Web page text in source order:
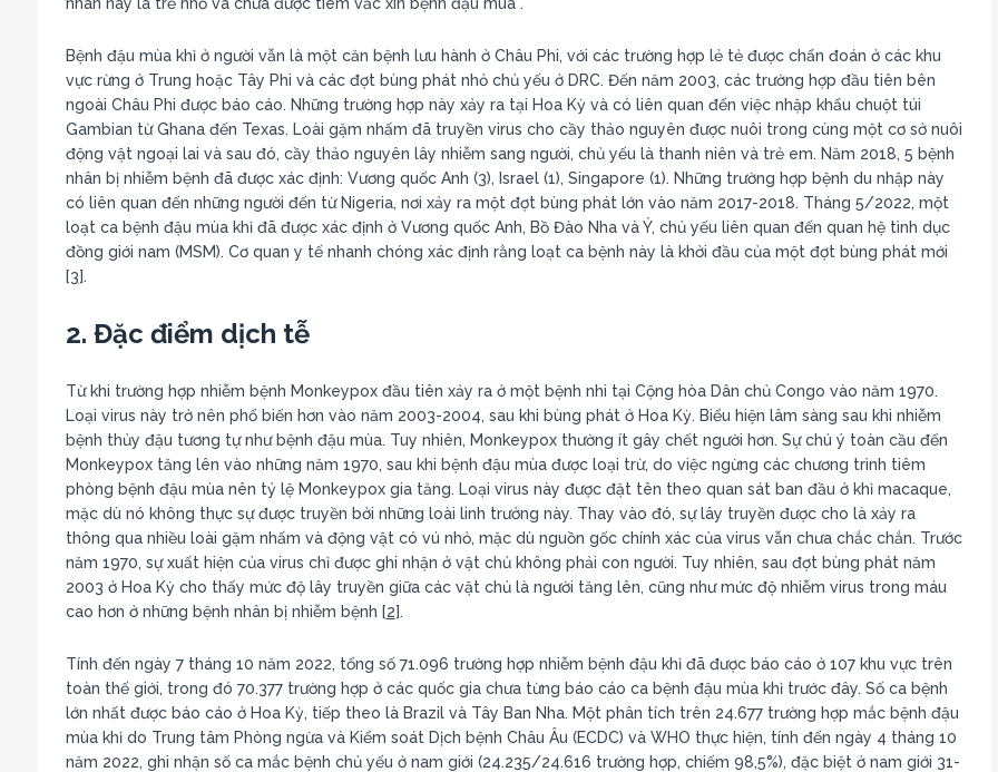
Bệnh đậu mùa khỉ ở người vẫn là một căn bệnh lưu hành ở Châu Phi, với các trường hợp lẻ tẻ được chẩn đoán ở các khu
vực rừng ở Trung hoặc Tây Phi và các đợt bùng phát nhỏ chủ yếu ở DRC. Đến năm 2003, các trường hợp đầu tiên bên
ngoài Châu Phi được báo cáo. Những trường hợp này xảy ra tại Hoa Kỳ và có liên quan đến việc nhập khẩu chuột túi
Gambian từ Ghana đến Texas. Loài gặm nhấm đã truyền virus cho cầy thảo nguyên được nuôi trong cùng một cơ sở nuôi
động vật ngoại lai và sau đó, cầy thảo nguyên lây nhiễm sang người, chủ yếu là thanh niên và trẻ em. Năm 2018, 5 bệnh
nhân bị nhiễm bệnh đã được xác định: Vương quốc Anh (3), Israel (1), Singapore (1). Những trường hợp bệnh du nhập này
có liên quan đến những người đến từ Nigeria, nơi xảy ra một đợt bùng phát lớn vào năm 2017-2018. Tháng 5/2022, một
loạt ca bệnh đậu mùa khỉ đã được xác định ở Vương quốc Anh, Bồ Đào Nha và Ý, chủ yếu liên quan đến quan hệ tình dục
đồng giới nam (MSM). Cơ quan y tế nhanh chóng xác định rằng loạt ca bệnh này là khởi đầu của một đợt bùng phát mới
[3].
2. Đặc điểm dịch tễ
Từ khi trường hợp nhiễm bệnh Monkeypox đầu tiên xảy ra ở một bệnh nhi tại Cộng hòa Dân chủ Congo vào năm 1970.
Loại virus này trở nên phổ biến hơn vào năm 2003-2004, sau khi bùng phát ở Hoa Kỳ. Biểu hiện lâm sàng sau khi nhiễm
bệnh thủy đậu tương tự như bệnh đậu mùa. Tuy nhiên, Monkeypox thường ít gây chết người hơn. Sự chú ý toàn cầu đến
Monkeypox tăng lên vào những năm 1970, sau khi bệnh đậu mùa được loại trừ, do việc ngừng các chương trình tiêm
phòng bệnh đậu mùa nên tỷ lệ Monkeypox gia tăng. Loại virus này được đặt tên theo quan sát ban đầu ở khỉ macaque,
mặc dù nó không thực sự được truyền bởi những loài linh trưởng này. Thay vào đó, sự lây truyền được cho là xảy ra
thông qua nhiều loài gặm nhấm và động vật có vú nhỏ, mặc dù nguồn gốc chính xác của virus vẫn chưa chắc chắn. Trước
năm 1970, sự xuất hiện của virus chỉ được ghi nhận ở vật chủ không phải con người. Tuy nhiên, sau đợt bùng phát năm
2003 ở Hoa Kỳ cho thấy mức độ lây truyền giữa các vật chủ là người tăng lên, cũng như mức độ nhiễm virus trong máu
cao hơn ở những bệnh nhân bị nhiễm bệnh [2].
Tính đến ngày 7 tháng 10 năm 2022, tổng số 71.096 trường hợp nhiễm bệnh đậu khỉ đã được báo cáo ở 107 khu vực trên
toàn thế giới, trong đó 70.377 trường hợp ở các quốc gia chưa từng báo cáo ca bệnh đậu mùa khỉ trước đây. Số ca bệnh
lớn nhất được báo cáo ở Hoa Kỳ, tiếp theo là Brazil và Tây Ban Nha. Một phân tích trên 24.677 trường hợp mắc bệnh đậu
mùa khỉ do Trung tâm Phòng ngừa và Kiểm soát Dịch bệnh Châu Âu (ECDC) và WHO thực hiện, tính đến ngày 4 tháng 10
năm 2022, ghi nhận số ca mắc bệnh chủ yếu ở nam giới (24.235/24.616 trường hợp, chiếm 98,5%), đặc biệt ở nam giới 31-